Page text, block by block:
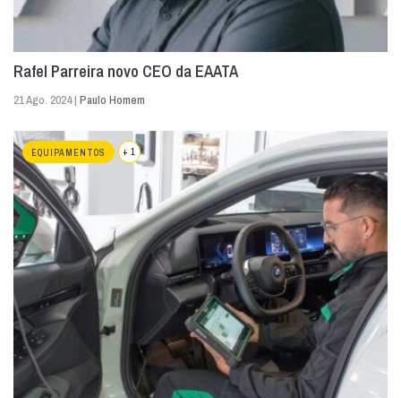
Rafel Parreira novo CEO da EAATA
21 Ago. 2024 | Paulo Homem
EQUIPAMENTOS + 1